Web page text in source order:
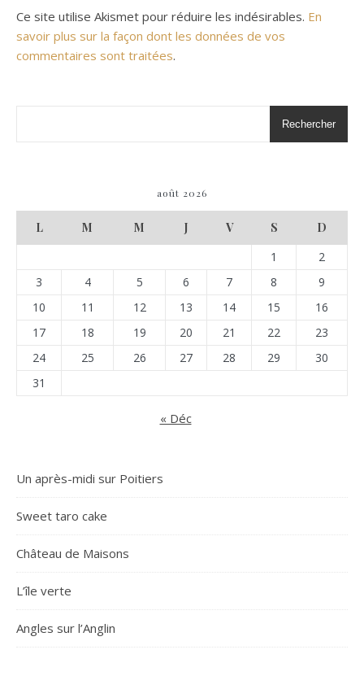
Ce site utilise Akismet pour réduire les indésirables. En
savoir plus sur la façon dont les données de vos
commentaires sont traitées.
Rechercher
août 2026
L M M J V S
D
1
2
3
4 5 6 7 8
9
10
11 12 13 14 15
16
17
18 19 20 21 22
23
24
25 26 27 28 29
30
31
« Déc
Un après-midi sur Poitiers
Sweet taro cake
Château de Maisons
L’île verte
Angles sur l’Anglin